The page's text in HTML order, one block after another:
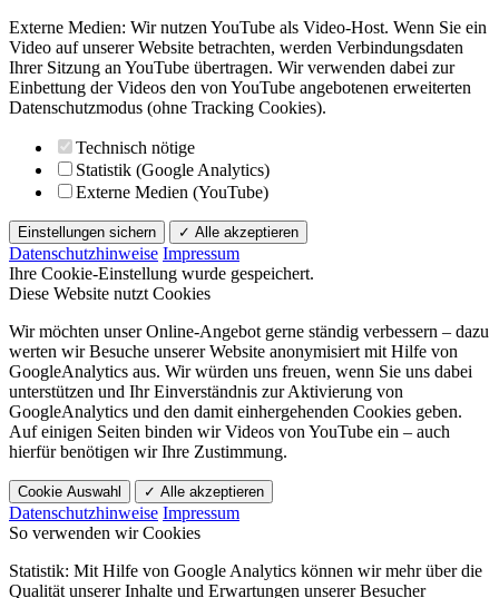
Externe Medien: Wir nutzen YouTube als Video-Host. Wenn Sie ein
Video auf unserer Website betrachten, werden Verbindungsdaten
Ihrer Sitzung an YouTube übertragen. Wir verwenden dabei zur
Einbettung der Videos den von YouTube angebotenen erweiterten
Datenschutzmodus (ohne Tracking Cookies).
Technisch nötige
Statistik (Google Analytics)
Externe Medien (YouTube)
Einstellungen sichern ✓ Alle akzeptieren
Datenschutzhinweise Impressum
Ihre Cookie-Einstellung wurde gespeichert.
Diese Website nutzt Cookies
Wir möchten unser Online-Angebot gerne ständig verbessern – dazu
werten wir Besuche unserer Website anonymisiert mit Hilfe von
GoogleAnalytics aus. Wir würden uns freuen, wenn Sie uns dabei
unterstützen und Ihr Einverständnis zur Aktivierung von
GoogleAnalytics und den damit einhergehenden Cookies geben.
Auf einigen Seiten binden wir Videos von YouTube ein – auch
hierfür benötigen wir Ihre Zustimmung.
Cookie Auswahl ✓ Alle akzeptieren
Datenschutzhinweise Impressum
So verwenden wir Cookies
Statistik: Mit Hilfe von Google Analytics können wir mehr über die
Qualität unserer Inhalte und Erwartungen unserer Besucher